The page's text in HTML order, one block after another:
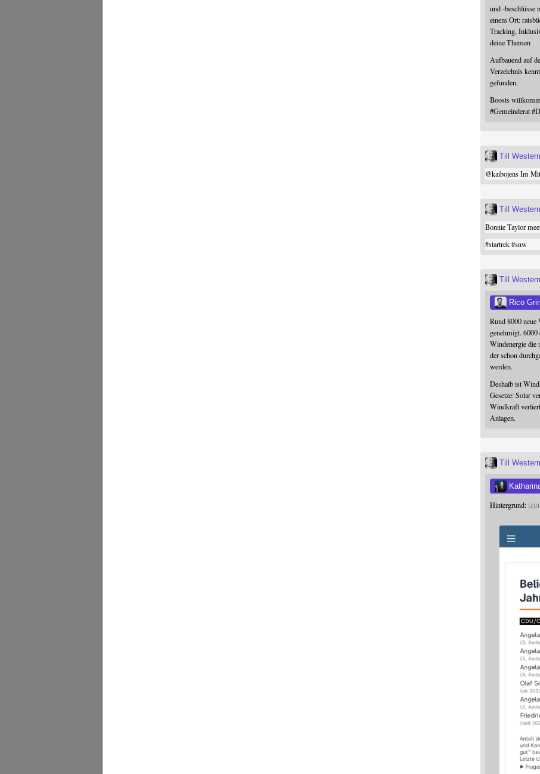
und -beschlüsse
einem Ort:
Tracking,
deine Themen
Aufbauend auf
Verzeichnis
gefunden.
Boosts
#Gemeinderat #
Till
@kaibojensIm
Till
Bonnie Taylor
#startrek #snw
Till
Rico
Rund 8000 neue
genehmigt. 6000
Windenergie die
der schon
werden.
Deshalb ist
Gesetze: Solar
Windkraft
Anlagen.
Till
Hintergrund: